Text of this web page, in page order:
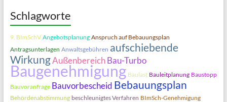
Schlagworte
9. BImSchV Angebotsplanung Anspruch auf Bebauungsplan
Antragsunterlagen Anwaltsgebühren aufschiebende
WirkungAußenbereich Bau-Turbo
Baugenehmigung Baulast Bauleitplanung Baustopp
Bauvoranfrage Bauvorbescheid Bebauungsplan
Behördenabstimmung beschleunigtes Verfahren BImSch-Genehmigung